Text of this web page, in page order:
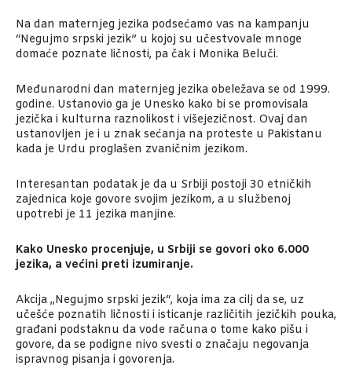
Na dan maternjeg jezika podsećamo vas na kampanju
“Negujmo srpski jezik” u kojoj su učestvovale mnoge
domaće poznate ličnosti, pa čak i Monika Beluči.
Međunarodni dan maternjeg jezika obeležava se od 1999.
godine. Ustanovio ga je Unesko kako bi se promovisala
jezička i kulturna raznolikost i višejezičnost. Ovaj dan
ustanovljen je i u znak sećanja na proteste u Pakistanu
kada je Urdu proglašen zvaničnim jezikom.
Interesantan podatak je da u Srbiji postoji 30 etničkih
zajednica koje govore svojim jezikom, a u službenoj
upotrebi je 11 jezika manjine.
Kako Unesko procenjuje, u Srbiji se govori oko 6.000
jezika, a većini preti izumiranje.
Akcija „Negujmo srpski jezik“, koja ima za cilj da se, uz
učešće poznatih ličnosti i isticanje različitih jezičkih pouka,
građani podstaknu da vode računa o tome kako pišu i
govore, da se podigne nivo svesti o značaju negovanja
ispravnog pisanja i govorenja.